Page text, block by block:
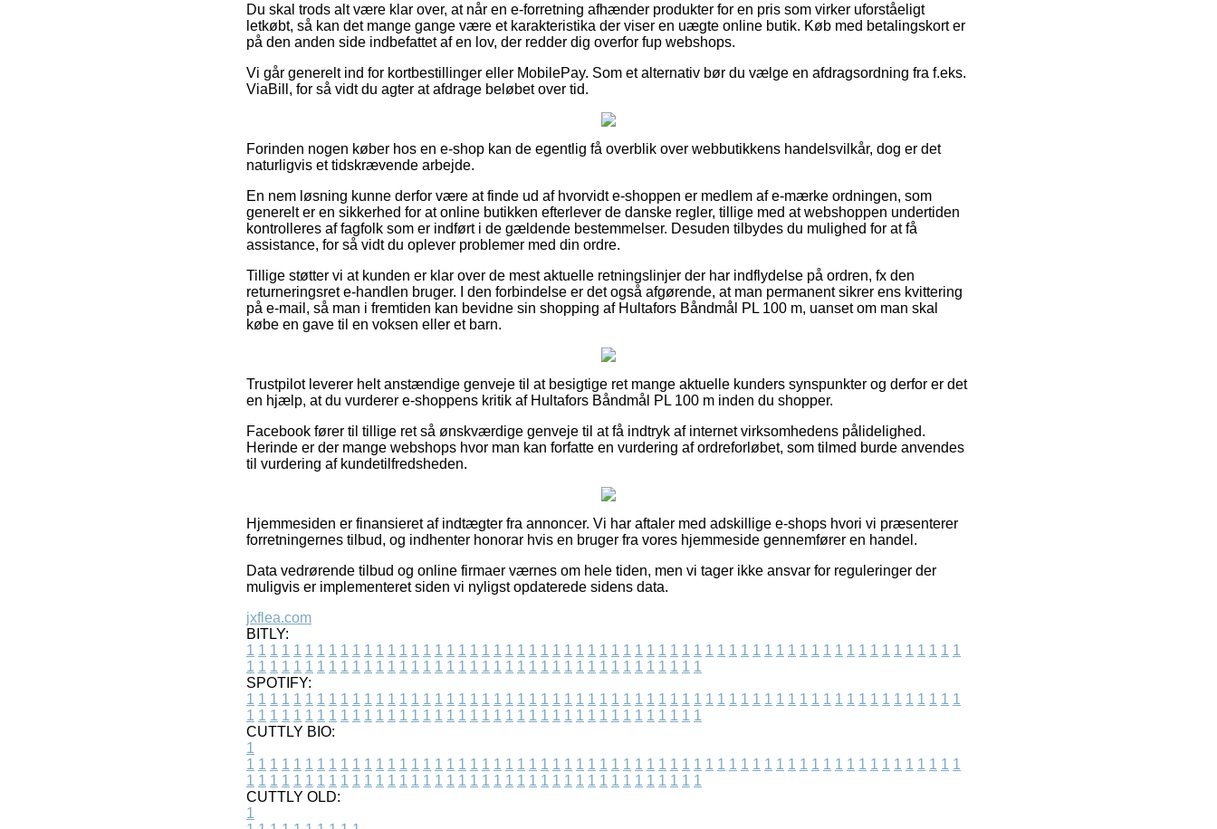
Du skal trods alt være klar over, at når en e-forretning afhænder produkter for en pris som virker uforståeligt
letkøbt, så kan det mange gange være et karakteristika der viser en uægte online butik. Køb med betalingskort er
på den anden side indbefattet af en lov, der redder dig overfor fup webshops.
Vi går generelt ind for kortbestillinger eller MobilePay. Som et alternativ bør du vælge en afdragsordning fra f.eks.
ViaBill, for så vidt du agter at afdrage beløbet over tid.
Forinden nogen køber hos en e-shop kan de egentlig få overblik over webbutikkens handelsvilkår, dog er det
naturligvis et tidskrævende arbejde.
En nem løsning kunne derfor være at finde ud af hvorvidt e-shoppen er medlem af e-mærke ordningen, som
generelt er en sikkerhed for at online butikken efterlever de danske regler, tillige med at webshoppen undertiden
kontrolleres af fagfolk som er indført i de gældende bestemmelser. Desuden tilbydes du mulighed for at få
assistance, for så vidt du oplever problemer med din ordre.
Tillige støtter vi at kunden er klar over de mest aktuelle retningslinjer der har indflydelse på ordren, fx den
returneringsret e-handlen bruger. I den forbindelse er det også afgørende, at man permanent sikrer ens kvittering
på e-mail, så man i fremtiden kan bevidne sin shopping af Hultafors Båndmål PL 100 m, uanset om man skal
købe en gave til en voksen eller et barn.
Trustpilot leverer helt anstændige genveje til at besigtige ret mange aktuelle kunders synspunkter og derfor er det
en hjælp, at du vurderer e-shoppens kritik af Hultafors Båndmål PL 100 m inden du shopper.
Facebook fører til tillige ret så ønskværdige genveje til at få indtryk af internet virksomhedens pålidelighed.
Herinde er der mange webshops hvor man kan forfatte en vurdering af ordreforløbet, som tilmed burde anvendes
til vurdering af kundetilfredsheden.
Hjemmesiden er finansieret af indtægter fra annoncer. Vi har aftaler med adskillige e-shops hvori vi præsenterer
forretningernes tilbud, og indhenter honorar hvis en bruger fra vores hjemmeside gennemfører en handel.
Data vedrørende tilbud og online firmaer værnes om hele tiden, men vi tager ikke ansvar for reguleringer der
muligvis er implementeret siden vi nyligst opdaterede sidens data.
jxflea.com
BITLY:
1 1 1 1 1 1 1 1 1 1 1 1 1 1 1 1 1 1 1 1 1 1 1 1 1 1 1 1 1 1 1 1 1 1 1 1 1 1 1 1 1 1 1 1 1 1 1 1 1 1 1 1 1 1 1 1 1 1 1 1 1
1 1 1 1 1 1 1 1 1 1 1 1 1 1 1 1 1 1 1 1 1 1 1 1 1 1 1 1 1 1 1 1 1 1 1 1 1 1 1
SPOTIFY:
1 1 1 1 1 1 1 1 1 1 1 1 1 1 1 1 1 1 1 1 1 1 1 1 1 1 1 1 1 1 1 1 1 1 1 1 1 1 1 1 1 1 1 1 1 1 1 1 1 1 1 1 1 1 1 1 1 1 1 1 1
1 1 1 1 1 1 1 1 1 1 1 1 1 1 1 1 1 1 1 1 1 1 1 1 1 1 1 1 1 1 1 1 1 1 1 1 1 1 1
CUTTLY BIO:
1
1 1 1 1 1 1 1 1 1 1 1 1 1 1 1 1 1 1 1 1 1 1 1 1 1 1 1 1 1 1 1 1 1 1 1 1 1 1 1 1 1 1 1 1 1 1 1 1 1 1 1 1 1 1 1 1 1 1 1 1 1
1 1 1 1 1 1 1 1 1 1 1 1 1 1 1 1 1 1 1 1 1 1 1 1 1 1 1 1 1 1 1 1 1 1 1 1 1 1 1
CUTTLY OLD:
1